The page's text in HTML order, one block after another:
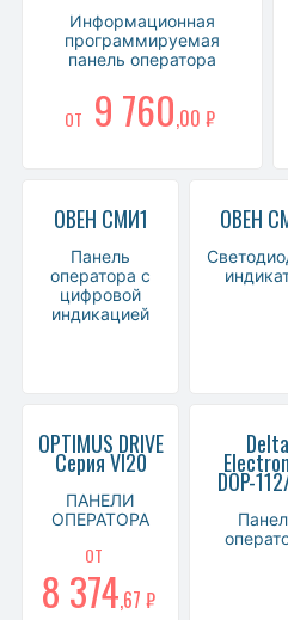
Информационная
программируемая
панель оператора
ОТ 9 760,00 ₽
ОВЕН СМИ1
Панель
оператора с
цифровой
индикацией
ОВЕН
OPTIMUS DRIVE
Серия VI20
ПАНЕЛИ
ОПЕРАТОРА
ОТ
8 374,67 ₽
Delta
DOP-